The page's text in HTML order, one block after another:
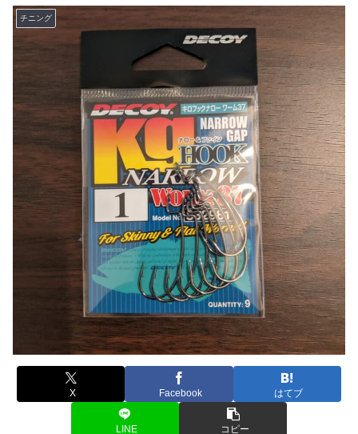
チニング
X Facebook はてブ
LINE コピー